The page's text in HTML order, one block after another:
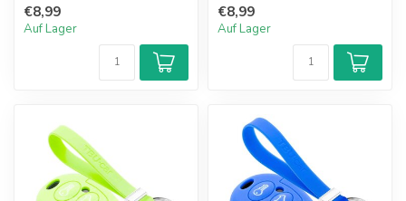
€8,99
Auf Lager
€8,99
Auf Lager